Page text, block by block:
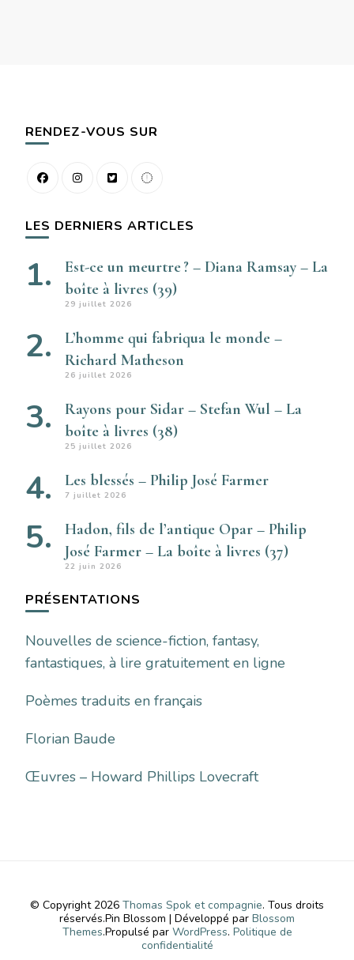
RENDEZ-VOUS SUR
LES DERNIERS ARTICLES
Est-ce un meurtre ? – Diana Ramsay – La
boîte à livres (39)
29 juillet 2026
L’homme qui fabriqua le monde –
Richard Matheson
26 juillet 2026
Rayons pour Sidar – Stefan Wul – La
boîte à livres (38)
25 juillet 2026
Les blessés – Philip José Farmer
7 juillet 2026
Hadon, fils de l’antique Opar – Philip
José Farmer – La boîte à livres (37)
22 juin 2026
PRÉSENTATIONS
Nouvelles de science-fiction, fantasy,
fantastiques, à lire gratuitement en ligne
Poèmes traduits en français
Florian Baude
Œuvres – Howard Phillips Lovecraft
© Copyright 2026 Thomas Spok et compagnie. Tous droits
réservés.Pin Blossom | Développé par Blossom
Themes.Propulsé par WordPress. Politique de
confidentialité